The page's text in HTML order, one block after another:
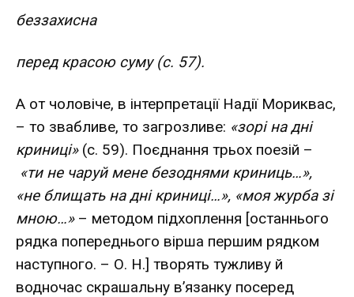
беззахисна
перед красою суму (с. 57).
А от чоловіче, в інтерпретації Надії Мориквас,
– то звабливе, то загрозливе: «зорі на дні
криниці»(с. 59). Поєднання трьох поезій –
«ти не чаруй мене безоднями криниць…»,
«не блищать на дні криниці…», «моя журба зі
мною…»– методом підхоплення [останнього
рядка попереднього вірша першим рядком
наступного. – О. Н.] творять тужливу й
водночас скрашальну в’язанку посеред